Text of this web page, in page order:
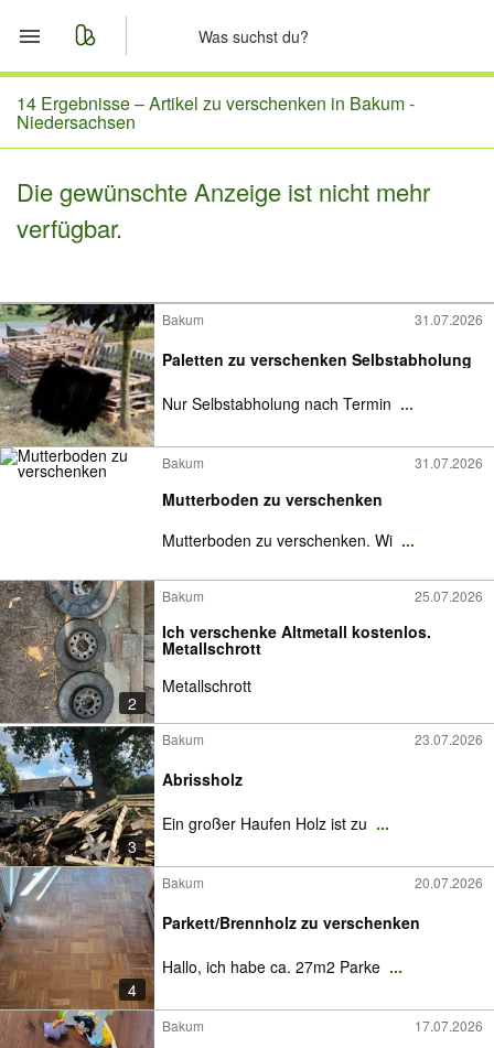
Start
Merkliste
Nachrichten
14 Ergebnisse –Artikel zu verschenken in Bakum -
Niedersachsen
Die gewünschte Anzeige ist nicht mehr
verfügbar.
Bakum 31.07.2026
Paletten zu verschenken Selbstabholung
Nur Selbstabholung nach Termin ...
Bakum 31.07.2026
Mutterboden zu verschenken
Mutterboden zu verschenken. Wi ...
2
Bakum 25.07.2026
Ich verschenke Altmetall kostenlos.
Metallschrott
Metallschrott
3
Bakum 23.07.2026
Abrissholz
Ein großer Haufen Holz ist zu ...
4
Bakum 20.07.2026
Parkett/Brennholz zu verschenken
Hallo, ich habe ca. 27m2 Parke ...
Bakum 17.07.2026